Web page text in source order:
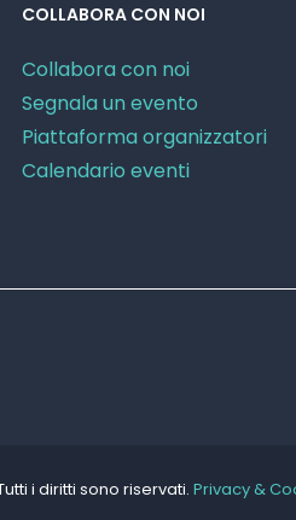
COLLABORA CON NOI
Collabora con noi
Segnala un evento
Piattaforma organizzatori
Calendario eventi
i diritti sono riservati. Privacy &